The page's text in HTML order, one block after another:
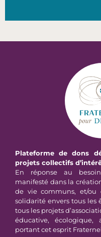
Plateforme de dons
projets collectifs
En réponse au
manifesté dans la
de vie communs, et/ou
solidarité envers tous les
tous les projets
éducative, écologique,
portant cet esprit